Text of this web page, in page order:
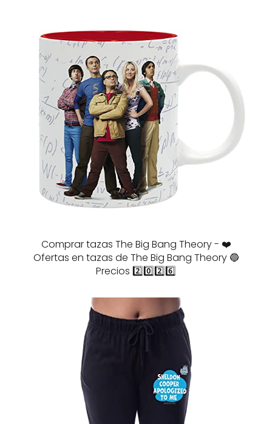
Comprar tazas The Big Bang Theory - ❤️
Ofertas en tazas de The Big Bang Theory 🔵
Precios 2️⃣0️⃣2️⃣6️⃣